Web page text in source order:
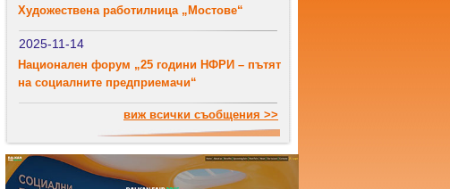
Художествена работилница „Мостове“
2025-11-14
Национален форум „25 години НФРИ – пътят
на социалните предприемачи“
виж всички съобщения >>